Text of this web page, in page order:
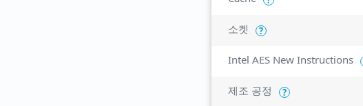
소켓 ?
Intel AES New Instructions
제조 공정 ?